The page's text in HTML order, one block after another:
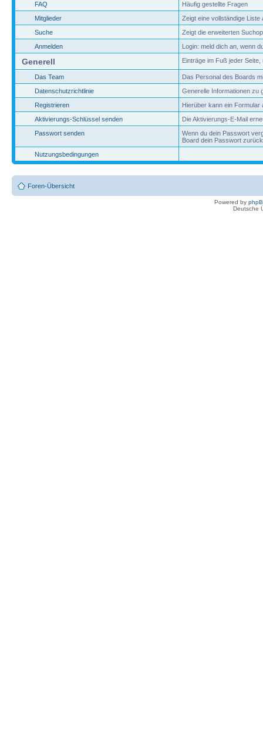
FAQ
Häufig gestellte Fragen
Mitglieder
Zeigt eine vollständige Liste
Suche
Zeigt die erweiterten
Anmelden
Login: meld dich an, wenn
Generell Einträge im Fuß jeder
Das Team
Das Personal des Boards
Datenschutzrichtlinie
Generelle Informationen zu
Registrieren
Hierüber kann ein Formular
Aktivierungs-Schlüssel senden
Die Aktivierungs-E-Mail
Passwort senden
Wenn du dein Passwort
Board dein Passwort
Nutzungsbedingungen
Foren-Übersicht
Powered by
Deutsche